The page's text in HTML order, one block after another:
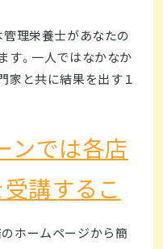
理栄養士があなたの
す。一人ではなかなか
家と共に結果を出す１
ンでは各店
講するこ
ホームページから簡